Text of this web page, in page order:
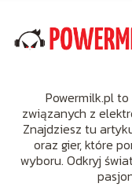
Powermilk.pl
związanych z
Znajdziesz tu
oraz gier, które
wyboru. Odkryj